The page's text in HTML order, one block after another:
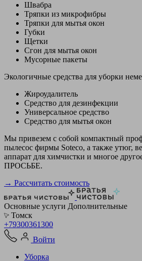
Швабра
Тряпки из микрофибры
Тряпки для мытья окон
Губки
Щетки
Сгон для мытья окон
Мусорные пакеты
Экологичные средства для уборки
Жироудалитель
Средство для дезинфекции
Универсальное средство
Средство для мытья окон
Мы привезем с собой компактный
пылесос фирмы Soteco, а также утюг,
аппарат для химчистки и многое
ПРОСЬБЕ.
→ Рассчитать стоимость
Основные услуги Дополнительные
Томск
+79300361300
Войти
Уборка